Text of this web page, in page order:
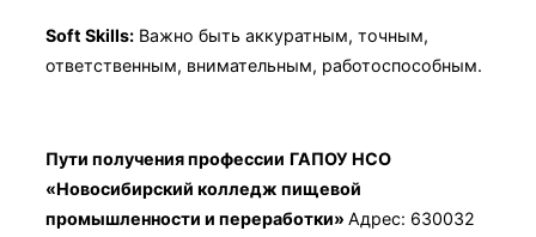
Soft Skills: Важно быть аккуратным, точным,
ответственным, внимательным, работоспособным.
Пути получения профессии ГАПОУ НСО
«Новосибирский колледж пищевой
промышленности и переработки» Адрес: 630032